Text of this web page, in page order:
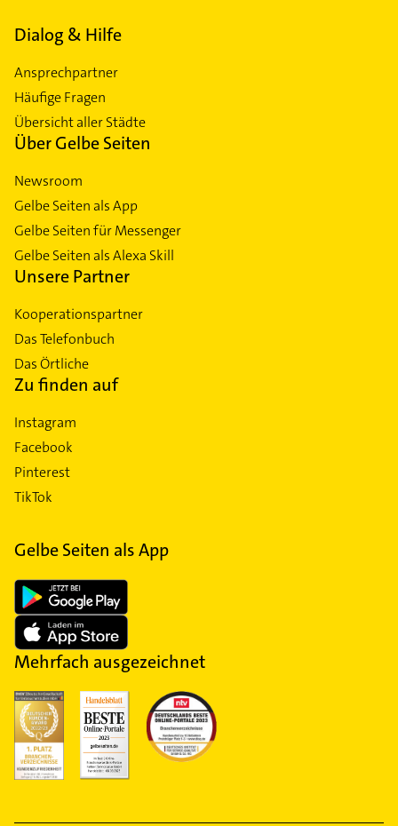
Dialog & Hilfe
Ansprechpartner
Häufige Fragen
Übersicht aller Städte
Über Gelbe Seiten
Newsroom
Gelbe Seiten als App
Gelbe Seiten für Messenger
Gelbe Seiten als Alexa Skill
Unsere Partner
Kooperationspartner
Das Telefonbuch
Das Örtliche
Zu finden auf
Instagram
Facebook
Pinterest
TikTok
Gelbe Seiten als App
Mehrfach ausgezeichnet